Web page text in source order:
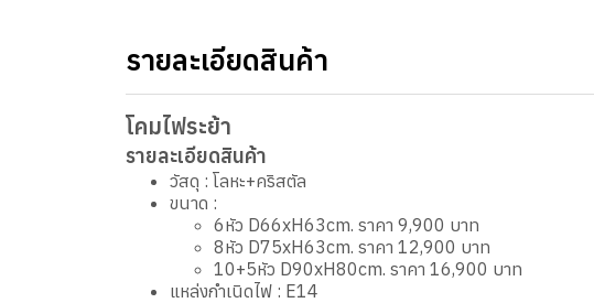
รายละเอียดสินค้า
โคมไฟระย้า
รายละเอียดสินค้า
วัสดุ : โลหะ+คริสตัล
ขนาด :
6หัว D66xH63cm. ราคา 9,900 บาท
8หัว D75xH63cm. ราคา 12,900 บาท
10+5หัว D90xH80cm. ราคา 16,900 บาท
แหล่งกำเนิดไฟ : E14